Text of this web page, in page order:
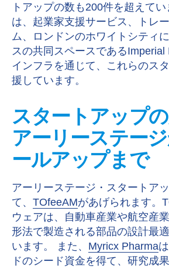
トアップの数も200件を超えて
は、起業家支援サービス、トレ
ム、ロンドンのホワイトシティ
スの共同スペースであるImperial
インフラを通じて、これらのス
援しています。
スタートアップの
アーリーステー
ールアップまで
アーリーステージ・スタートア
て、 TOfeeAMがあげられます。
ウェアは、自動車産業や航空産
形法で製造される部品の設計最
います。 また、 Myricx Pharma
ドのシード資金を得て、研究成